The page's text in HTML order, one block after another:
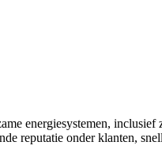
energiesystemen, inclusief
reputatie onder klanten,